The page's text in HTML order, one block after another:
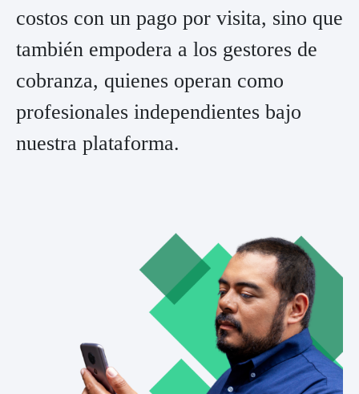
costos con un pago por visita, sino que
también empodera a los gestores de
cobranza, quienes operan como
profesionales independientes bajo
nuestra plataforma.